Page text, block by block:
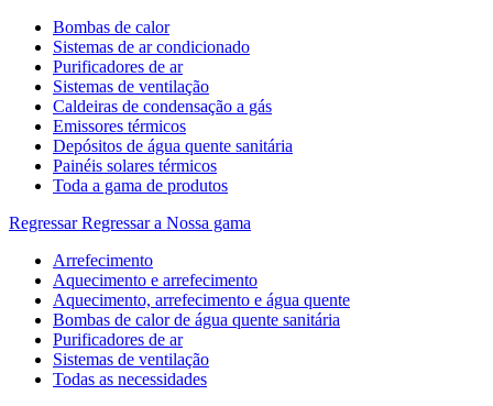
Bombas de calor
Sistemas de ar condicionado
Purificadores de ar
Sistemas de ventilação
Caldeiras de condensação a gás
Emissores térmicos
Depósitos de água quente sanitária
Painéis solares térmicos
Toda a gama de produtos
Regressar Regressar a Nossa gama
Arrefecimento
Aquecimento e arrefecimento
Aquecimento, arrefecimento e água quente
Bombas de calor de água quente sanitária
Purificadores de ar
Sistemas de ventilação
Todas as necessidades